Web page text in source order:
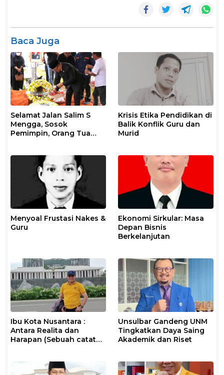
Baca Juga
Selamat Jalan Salim S
Mengga, Sosok
Pemimpin, Orang Tua
Krisis Etika Pendidikan di
Balik Konflik Guru dan
Murid
Menyoal Frustasi Nakes &
Guru
Ekonomi Sirkular: Masa
Depan Bisnis
Berkelanjutan
Ibu Kota Nusantara :
Antara Realita dan
Harapan (Sebuah catatan
Unsulbar Gandeng UNM
Tingkatkan Daya Saing
Akademik dan Riset